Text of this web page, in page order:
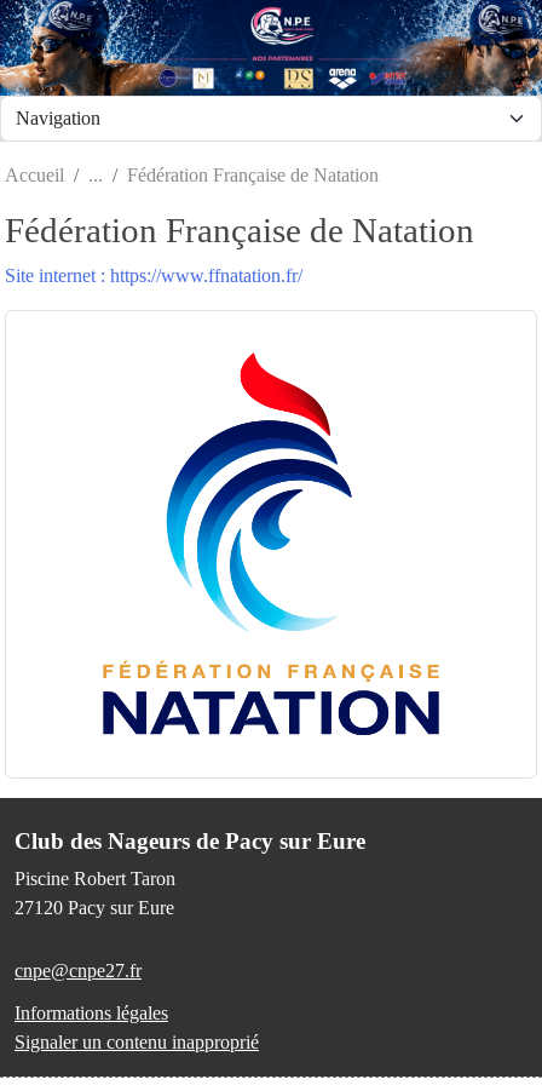
Accueil Fédération Française de Natation
Fédération Française de Natation
Site internet : https://www.ffnatation.fr/
Club des Nageurs de Pacy sur Eure
Piscine Robert Taron
27120 Pacy sur Eure
cnpe@cnpe27.fr
Informations légales
Signaler un contenu inapproprié
Panneau de gestion des cookies